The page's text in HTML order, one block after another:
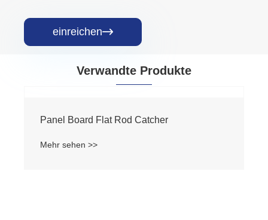
einreichen
Verwandte Produkte